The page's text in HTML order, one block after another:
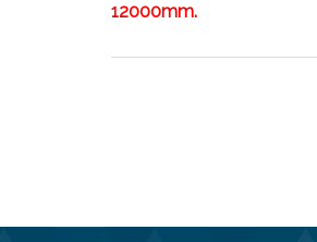
12000mm.